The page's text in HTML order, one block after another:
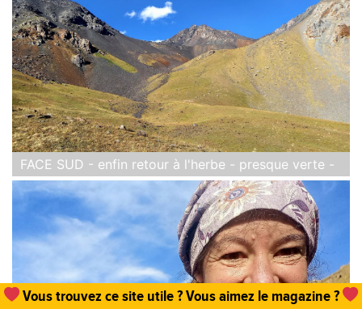
FACE SUD - enfin retour à l'herbe - presque verte -
Vous trouvez ce site utile ? Vous aimez le magazine ?